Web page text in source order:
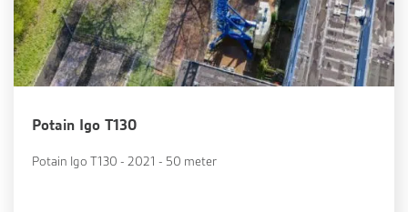
Potain Igo T130
Potain Igo T130 - 2021 - 50 meter